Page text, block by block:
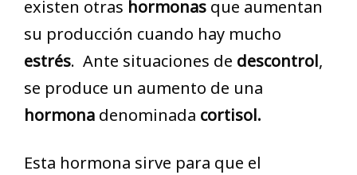
existen otras hormonas que aumentan
su producción cuando hay mucho
estrés. Ante situaciones de descontrol,
se produce un aumento de una
hormona denominada cortisol.
Esta hormona sirve para que el